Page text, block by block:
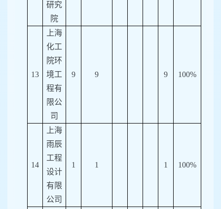
研究
院
13
上海
化工
院环
境工
程有
限公
司
9 9 9 100%
14
上海
雨辰
工程
设计
有限
公司
1 1 1 100%